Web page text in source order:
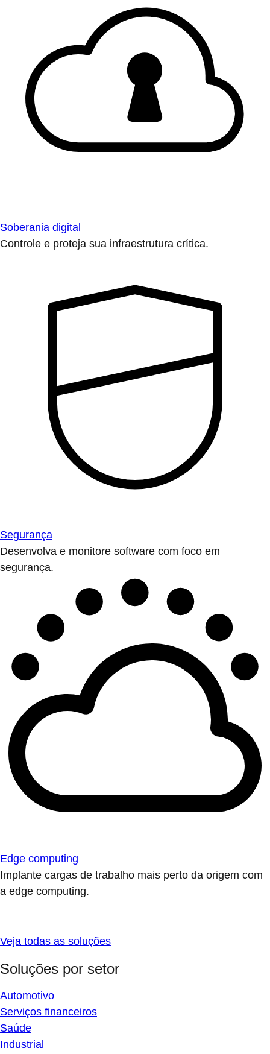
Soberania digital
Controle e proteja sua infraestrutura crítica.
Segurança
Desenvolva e monitore software com foco em
segurança.
Edge computing
Implante cargas de trabalho mais perto da origem com
a edge computing.
Veja todas as soluções
Soluções por setor
Automotivo
Serviços financeiros
Saúde
Industrial